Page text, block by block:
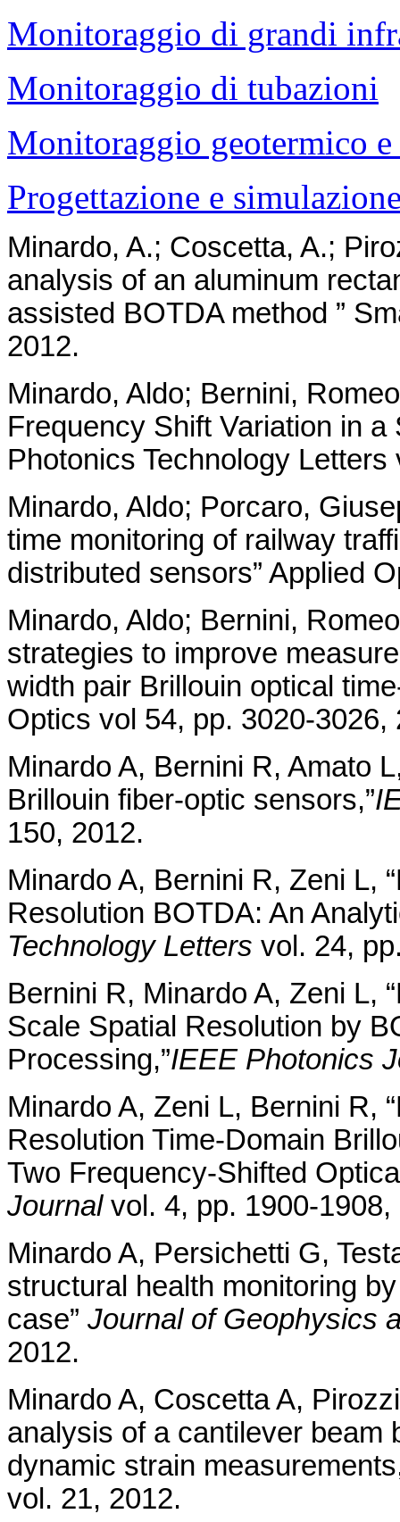
Monitoraggio di grandi
Monitoraggio di tubazioni
Monitoraggio geotermico
Progettazione e
Minardo, A.; Coscetta, A.;
analysis of an aluminum
assisted BOTDA method ”
2012.
Minardo, Aldo; Bernini,
Frequency Shift Variation in a
Photonics Technology
Minardo, Aldo; Porcaro,
time monitoring of railway
distributed sensors” Applied
Minardo, Aldo; Bernini,
strategies to improve
width pair Brillouin optical
Optics vol 54, pp. 3020-3026,
Minardo A, Bernini R, Amato
Brillouin fiber-optic sensors,”
150, 2012.
Minardo A, Bernini R, Zeni L,
Resolution BOTDA: An
Technology Letters vol. 24,
Bernini R, Minardo A, Zeni L,
Scale Spatial Resolution by
Processing,”IEEE Photonics
Minardo A, Zeni L, Bernini R,
Resolution Time-Domain
Two Frequency-Shifted
Journalvol. 4, pp. 1900-1908,
Minardo A, Persichetti G,
structural health monitoring
case” Journal of Geophysics
2012.
Minardo A, Coscetta A,
analysis of a cantilever beam
dynamic strain
vol. 21, 2012.